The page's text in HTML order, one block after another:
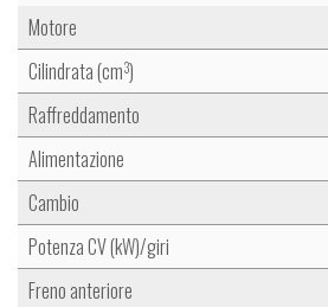
Motore
Cilindrata (cm3)
Raffreddamento
Alimentazione
Cambio
Potenza CV (kW)/giri
Freno anteriore